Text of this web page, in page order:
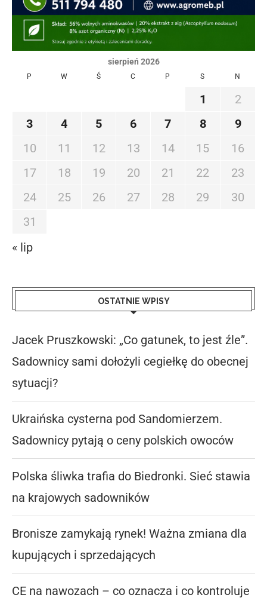
sierpień 2026
P W Ś C P S N
1
2
3
4 5 6 7 8
9
10
11 12 13 14 15
16
17
18 19 20 21 22
23
24
25 26 27 28 29
30
31
« lip
OSTATNIE WPISY
Jacek Pruszkowski: „Co gatunek, to jest źle”.
Sadownicy sami dołożyli cegiełkę do obecnej
sytuacji?
Ukraińska cysterna pod Sandomierzem.
Sadownicy pytają o ceny polskich owoców
Polska śliwka trafia do Biedronki. Sieć stawia
na krajowych sadowników
Bronisze zamykają rynek! Ważna zmiana dla
kupujących i sprzedających
CE na nawozach – co oznacza i co kontroluje